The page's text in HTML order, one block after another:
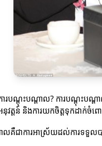
ការបណ្តុះបណ្តាល? ការបណ្តុះប
អនុវត្តន៍ និងការយកចិត្តទុកដា
ាលគឺជាការអាស្រ័យដល់ការទទួល